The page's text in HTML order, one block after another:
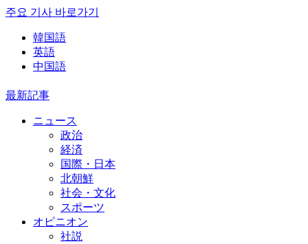
주요 기사 바로가기
韓国語
英語
中国語
最新記事
ニュース
政治
経済
国際・日本
北朝鮮
社会・文化
スポーツ
オピニオン
社説